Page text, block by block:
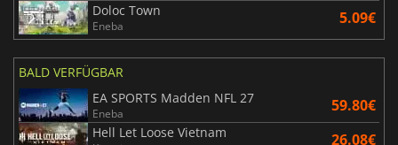
Doloc Town
Eneba 5.09€
BALD VERFÜGBAR
EA SPORTS Madden NFL 27
Eneba 59.80€
Hell Let Loose Vietnam 26.08€